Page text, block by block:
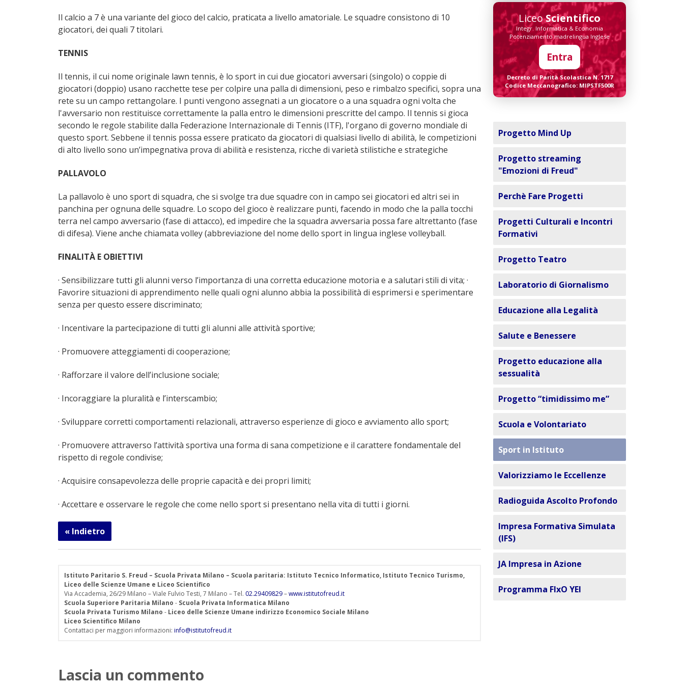
Il calcio a 7 è una variante del gioco del calcio, praticata a livello amatoriale. Le squadre consistono di 10
giocatori, dei quali 7 titolari.
TENNIS
Il tennis, il cui nome originale lawn tennis, è lo sport in cui due giocatori avversari (singolo) o coppie di
giocatori (doppio) usano racchette tese per colpire una palla di dimensioni, peso e rimbalzo specifici, sopra una
rete su un campo rettangolare. I punti vengono assegnati a un giocatore o a una squadra ogni volta che
l'avversario non restituisce correttamente la palla entro le dimensioni prescritte del campo. Il tennis si gioca
secondo le regole stabilite dalla Federazione Internazionale di Tennis (ITF), l'organo di governo mondiale di
questo sport. Sebbene il tennis possa essere praticato da giocatori di qualsiasi livello di abilità, le competizioni
di alto livello sono un’impegnativa prova di abilità e resistenza, ricche di varietà stilistiche e strategiche
PALLAVOLO
La pallavolo è uno sport di squadra, che si svolge tra due squadre con in campo sei giocatori ed altri sei in
panchina per ognuna delle squadre. Lo scopo del gioco è realizzare punti, facendo in modo che la palla tocchi
terra nel campo avversario (fase di attacco), ed impedire che la squadra avversaria possa fare altrettanto (fase
di difesa). Viene anche chiamata volley (abbreviazione del nome dello sport in lingua inglese volleyball.
FINALITÀ E OBIETTIVI
· Sensibilizzare tutti gli alunni verso l’importanza di una corretta educazione motoria e a salutari stili di vita; ·
Favorire situazioni di apprendimento nelle quali ogni alunno abbia la possibilità di esprimersi e sperimentare
senza per questo essere discriminato;
· Incentivare la partecipazione di tutti gli alunni alle attività sportive;
· Promuovere atteggiamenti di cooperazione;
· Rafforzare il valore dell’inclusione sociale;
· Incoraggiare la pluralità e l’interscambio;
· Sviluppare corretti comportamenti relazionali, attraverso esperienze di gioco e avviamento allo sport;
· Promuovere attraverso l’attività sportiva una forma di sana competizione e il carattere fondamentale del
rispetto di regole condivise;
· Acquisire consapevolezza delle proprie capacità e dei propri limiti;
· Accettare e osservare le regole che come nello sport si presentano nella vita di tutti i giorni.
« Indietro
Istituto Paritario S. Freud – Scuola Privata Milano – Scuola paritaria: Istituto Tecnico Informatico, Istituto Tecnico Turismo,
Liceo delle Scienze Umane e Liceo Scientifico
Via Accademia, 26/29 Milano – Viale Fulvio Testi, 7 Milano – Tel. 02.29409829–www.istitutofreud.it
Scuola Superiore Paritaria Milano - Scuola Privata Informatica Milano
Scuola Privata Turismo Milano - Liceo delle Scienze Umane indirizzo Economico Sociale Milano
Liceo Scientifico Milano
Contattaci per maggiori informazioni: info@istitutofreud.it
Lascia un commento
LiceoScientifico
Integr. Informatica & Economia
Potenziamento madrelingua Inglese
Entra
Decreto di Parità Scolastica N. 1717
Codice Meccanografico: MIPSTF500R
Progetto Mind Up
Progetto streaming
"Emozioni di Freud"
Perchè Fare Progetti
Progetti Culturali e Incontri
Formativi
Progetto Teatro
Laboratorio di Giornalismo
Educazione alla Legalità
Salute e Benessere
Progetto educazione alla
sessualità
Progetto “timidissimo me”
Scuola e Volontariato
Sport in Istituto
Valorizziamo le Eccellenze
Radioguida Ascolto Profondo
Impresa Formativa Simulata
(IFS)
JA Impresa in Azione
Programma FIxO YEI